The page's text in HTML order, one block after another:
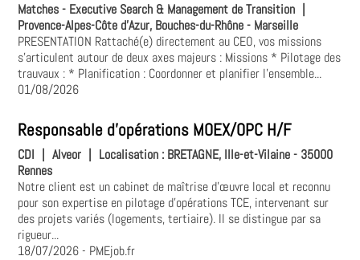
Matches - Executive Search & Management de Transition
Provence-Alpes-Côte d'Azur, Bouches-du-Rhône - Marseille
PRESENTATION Rattaché(e) directement au CEO, vos missions
s'articulent autour de deux axes majeurs : Missions * Pilotage des
trauvaux : * Planification : Coordonner et planifier l’ensemble...
01/08/2026
Responsable d'opérations MOEX/OPC H/F
CDI | Alveor | Localisation : BRETAGNE, Ille-et-Vilaine - 35000
Rennes
Notre client est un cabinet de maîtrise d'œuvre local et reconnu
pour son expertise en pilotage d'opérations TCE, intervenant sur
des projets variés (logements, tertiaire). Il se distingue par sa
rigueur...
18/07/2026- PMEjob.fr